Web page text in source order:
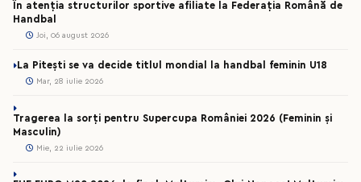
În atenția structurilor sportive afiliate la Federația Română de
Handbal
Joi, 06 august 2026
La Pitești se va decide titlul mondial la handbal feminin U18
Mar, 28 iulie 2026
Tragerea la sorți pentru Supercupa României 2026 (Feminin și
Masculin)
Mie, 22 iulie 2026